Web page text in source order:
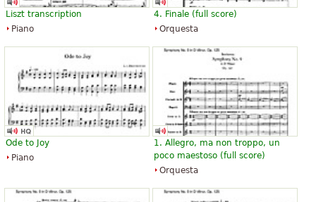
Ver todos (98)
Liszt transcription
Piano
4. Finale (full score)
Orquesta
Ode to Joy
Piano
1. Allegro, ma non troppo, un
poco maestoso (full score)
Orquesta